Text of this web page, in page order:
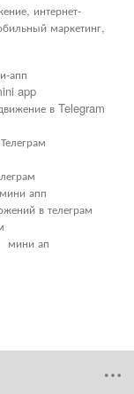
интернет-
маркетинг,
апп
app
в Telegram
апп
в телеграм
мини ап